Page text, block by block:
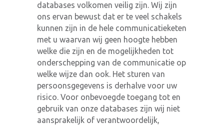
databases volkomen veilig zijn. Wij zijn
ons ervan bewust dat er te veel schakels
kunnen zijn in de hele communicatieketen
met u waarvan wij geen hoogte hebben
welke die zijn en de mogelijkheden tot
onderschepping van de communicatie op
welke wijze dan ook. Het sturen van
persoonsgegevens is derhalve voor uw
risico. Voor onbevoegde toegang tot en
gebruik van onze databases zijn wij niet
aansprakelijk of verantwoordelijk,